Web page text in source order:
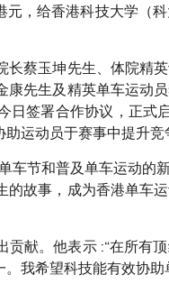
，给香港科技大学（
蔡玉坤先生、体院精
先生及精英单车运动
签署合作协议，正式
运动员于赛事中提升竞
车节和普及单车运动
故事，成为香港单车
献。他表示 :“在所有
我希望科技能有效协助